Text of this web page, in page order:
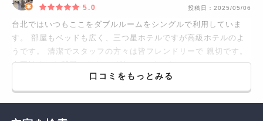
5.0
投稿日： 2025/05/06
台北ではいつもここをダブルルームをシングルで利用していま
す。 部屋もベッドも広く、三つ星ホテルですが高級ホテルのよ
うです。 清潔でスタッフの方々は皆フレンドリーで 親切です。
今回泊まった部屋はサウナが付いていました。
口コミをもっとみる